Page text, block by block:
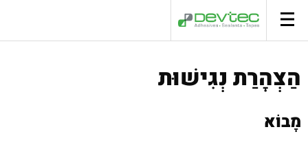
הַצְהָרַת נְגִישׁוּת
מָבוֹא
סל קניות